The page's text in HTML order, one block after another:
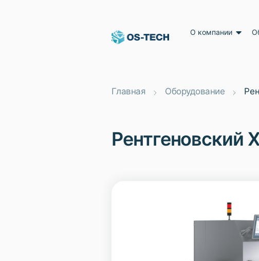
О компании
Главная Оборудование
Рентгеновский